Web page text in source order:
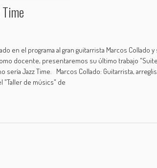
en el programa al gran guitarrista Marcos Collado
docente, presentaremos su último trabajo
sería Jazz Time. Marcos Collado: Guitarrista,
"Taller de músics" de